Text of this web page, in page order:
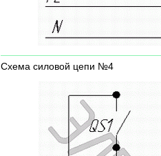
Схема силовой цепи №4